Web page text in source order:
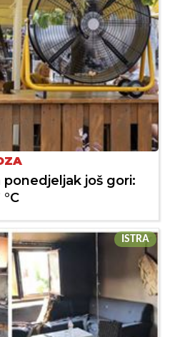
još gori:
ISTRA